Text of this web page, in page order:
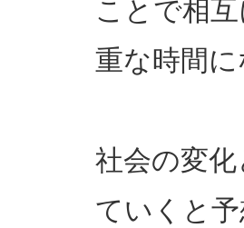
ことで相
重な時間
社会の変
ていくと